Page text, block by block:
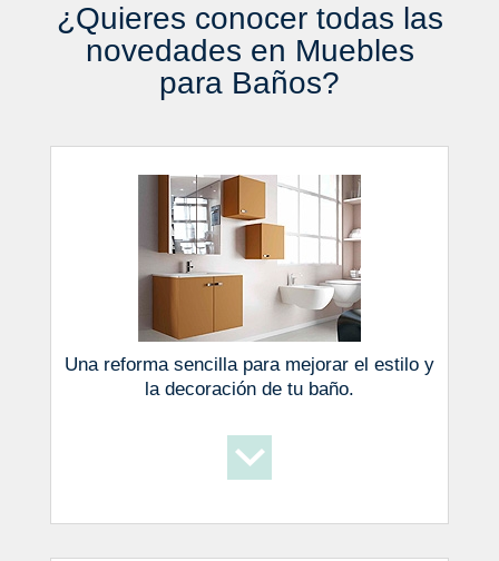
¿Quieres conocer todas las
novedades en Muebles
para Baños?
Una reforma sencilla para mejorar el estilo y
la decoración de tu baño.